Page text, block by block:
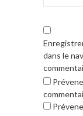
dans le